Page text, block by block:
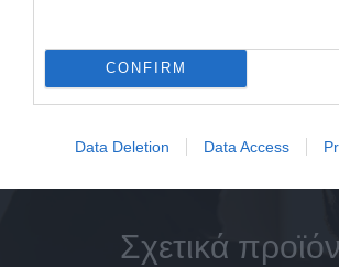
CONFIRM
Data Deletion Data Access
Αγορά
Σχετικά